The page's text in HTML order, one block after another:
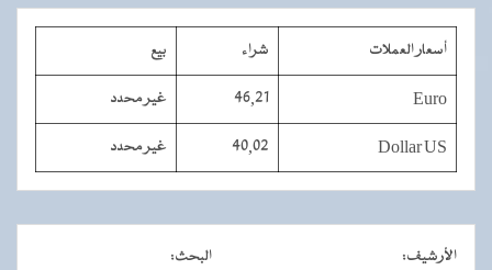
أسعار العملات شراء بيع
Euro
46,21 غير محدد
Dollar US
40,02 غير محدد
الأرشيف: البحث: